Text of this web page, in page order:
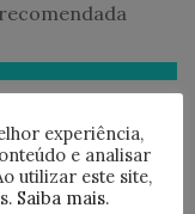
experiência,
e analisar
utilizar este site,
Saiba mais.